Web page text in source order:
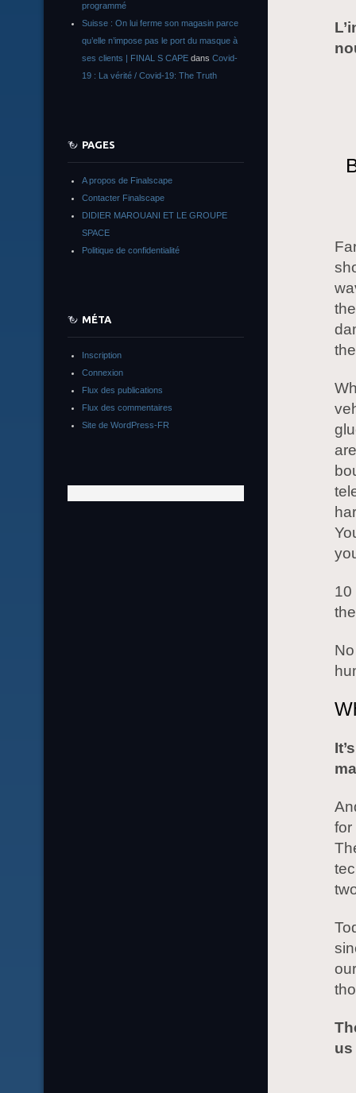
10
for
us
programmé
Suisse : On lui ferme son magasin parce
qu’elle n’impose pas le port du masque à
ses clients | FINAL S CAPE dans Covid-
19 : La vérité / Covid-19: The Truth
PAGES
A propos de Finalscape
Contacter Finalscape
DIDIER MAROUANI ET LE GROUPE
SPACE
Politique de confidentialité
MÉTA
Inscription
Connexion
Flux des publications
Flux des commentaires
Site de WordPress-FR